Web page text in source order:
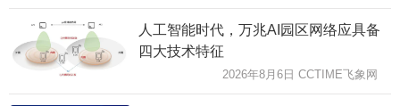
人工智能时代，万兆AI园区网络应具备
四大技术特征
2026年8月6日 CCTIME飞象网